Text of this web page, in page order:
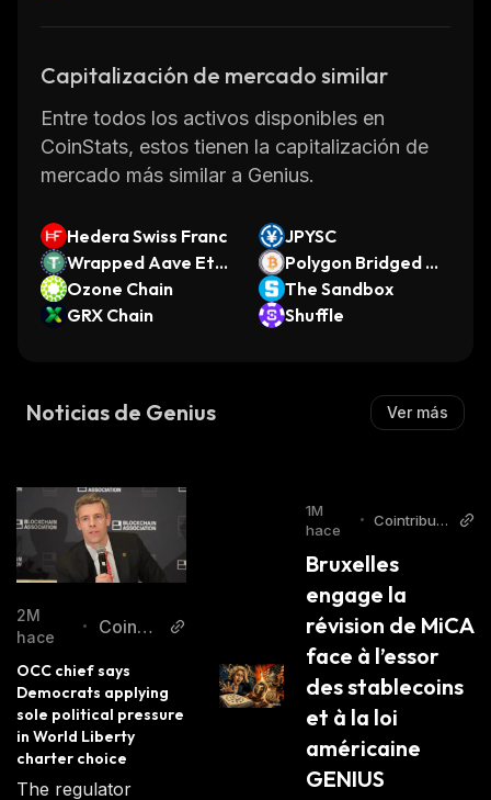
Capitalización de mercado similar
Entre todos los activos disponibles en
CoinStats, estos tienen la capitalización de
mercado más similar a Genius.
Hedera Swiss Franc
JPYSC
Wrapped Aave Eth
ereum USDT
Polygon Bridged W
BTC (Polygon POS)
Ozone Chain
The Sandbox
GRX Chain
Shuffle
Noticias de Genius Ver más
2M
hace
•
CoinDe
OCC chief says
Democrats applying
sole political pressure
in World Liberty
charter choice
The regulator
1M
hace
•
Cointribun
Bruxelles
engage la
révision de MiCA
face à l’essor
des stablecoins
et à la loi
américaine
GENIUS